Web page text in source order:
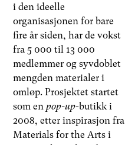
i den ideelle
organisasjonen for bare
fire år siden, har de vokst
fra 5 000 til 13 000
medlemmer og syvdoblet
mengden materialer i
omløp. Prosjektet startet
som en pop-up-butikk i
2008, etter inspirasjon fra
Materials for the Arts i